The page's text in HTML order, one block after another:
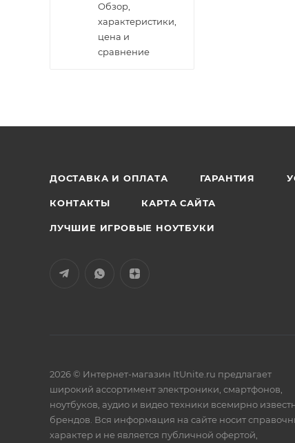
Обзор,
характеристики,
цена и
сравнение
ДОСТАВКА И ОПЛАТА ГАРАНТИЯ
КОНТАКТЫ КАРТА САЙТА
ЛУЧШИЕ ИГРОВЫЕ НОУТБУКИ
2026 © Интернет-магазин ItUnite.ru предлагает
широкий ассортимент электроники, смартфонов,
ноутбуков, аудио и видео техники всемирно
брендов. Вся информация на сайте носит
характер и не является публичной офертой,